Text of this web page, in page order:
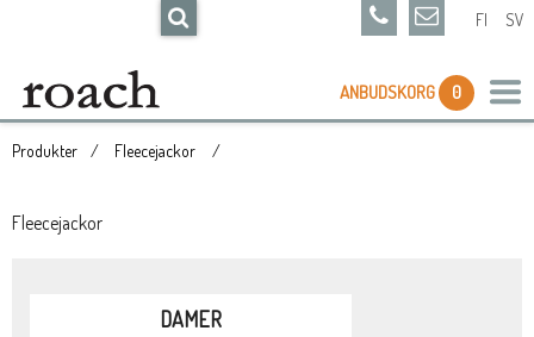
FI SV
ANBUDSKORG 0
Produkter Fleecejackor
Fleecejackor
DAMER